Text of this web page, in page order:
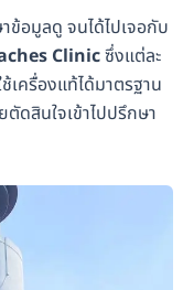
ข้อมูลดู จนได้ไปเจอกับ
Clinicซึ่งแต่ละ
ครื่องแท้ได้มาตรฐาน
ดสินใจเข้าไปปรึกษา